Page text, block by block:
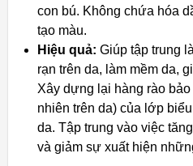
con bú. Không chứa hóa
tạo màu.
Hiệu quả: Giúp tập trung
rạn trên da, làm mềm da,
Xây dựng lại hàng rào
nhiên trên da) của lớp
da. Tập trung vào việc
và giảm sự xuất hiện